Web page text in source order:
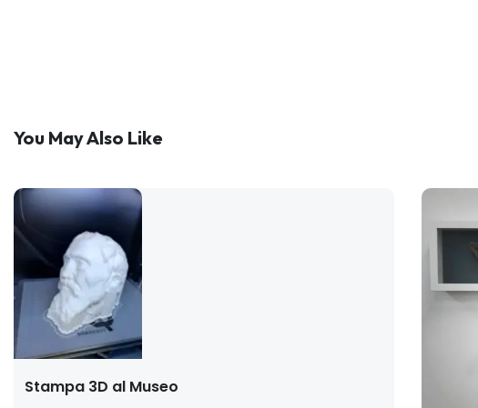
You May Also Like
Stampa 3D al Museo